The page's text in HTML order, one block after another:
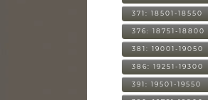
371: 18501-18550
376: 18751-18800
381: 19001-19050
386: 19251-19300
391: 19501-19550